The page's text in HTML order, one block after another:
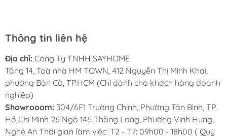
MUA VÒI RỬA CHÉN BÁT Ở ĐÂU?
Mua vòi rửa chén bát B-Gem chính hãng ở đâu
luôn là câu hỏi mà người tiêu dùng thắc mắc khi
có ý định mua vòi rửa chén chất lượng chính hãng
Thông tin liên hệ
Địa chỉ: Công Ty TNHH SAYHOME
Tầng 14, Toà nhà HM TOWN, 412 Nguyễn Thị Minh Khai,
phường Bàn Cờ, TP.HCM (Chỉ dành cho khách hàng doanh
nghiệp)
Showrooom: 304/6F1 Trường Chinh, Phường Tân Bình, TP.
Hồ Chí Minh 26 Ngõ 146 Thăng Long, Phường Vinh Hưng,
Nghệ An Thời gian làm việc: T2 - T7: 09h00 - 18h00 ( Quý